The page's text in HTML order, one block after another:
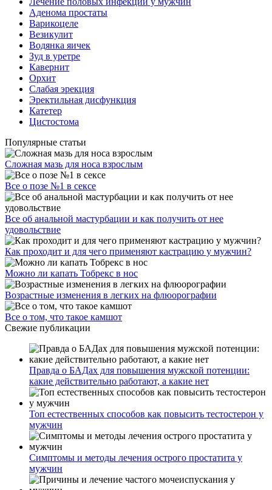
Аденома простаты
Варикоцеле
Везикулит
Водянка яичек
Зуд в уретре
Кавернит
Орхит
Слабая эрекция
Эректильная дисфункция
Катетер
Цистостома
Популярные статьи
Сложная мазь для носа взрослым
Все о позе №1 в сексе
Все об анальной мастурбации и как получить от нее
удовольствие
Как проходит и для чего применяют кастрацию у мужчин?
Можно ли капать Тобрекс в нос
Возрастные изменения в легких на флюорографии
Все о том, что такое камшот
Свежие публикации
Правда о БАДах для повышения мужской потенции:
какие действительно работают, а какие нет
Топ естественных способов как повысить тестостерон у
мужчин
Симптомы и методы лечения острого простатита у
мужчин